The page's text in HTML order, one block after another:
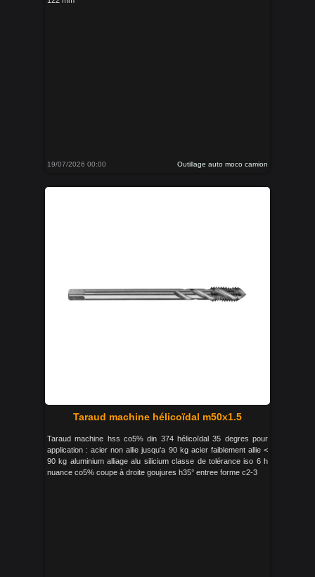
19/07/2026 00:00 Outillage auto moco camion
Taraud machine hélicoïdal m50x1.5
Taraud machine hss co5% din 374 hélicoïdal 35 degres pour
application : acier non allie jusqu'a 90 kg acier faiblement allie <
90 kg aluminium alliage alu silicium classe de tolérance iso 6 h
nuance co5% coupe à droite goujures h35° entree forme c2-3